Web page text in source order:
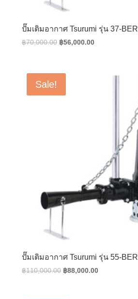
ปั๊มเติมอากาศ Tsurumi รุ่น 37-BER
฿70,000.00 Original
฿70,000.00.
฿56,000.00Current
฿56,000.00.
Sale!
ปั๊มเติมอากาศ Tsurumi รุ่น 55-BER
฿110,000.00 Original
฿88,000.00Current